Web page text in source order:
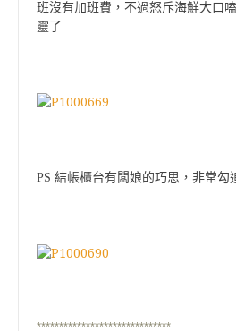
班沒有加班費，不過怒斥海鮮大口
靈了
PS 結帳櫃台有闆娘的巧思，非常勾
******************************